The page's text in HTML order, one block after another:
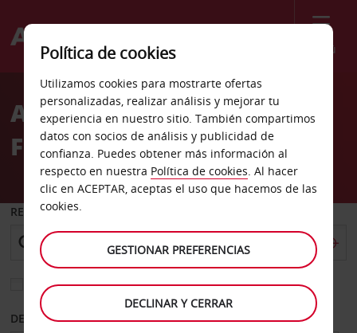
Menú
Welcome
AvisAlquiler de coches
Fagernes
RECOGER EN
Elegir otra oficina de devolución
DESDE HASTA
Política de cookies
Utilizamos cookies para mostrarte ofertas
personalizadas, realizar análisis y mejorar tu
experiencia en nuestro sitio. También compartimos
datos con socios de análisis y publicidad de
confianza. Puedes obtener más información al
respecto en nuestra Política de cookies. Al hacer
clic en ACEPTAR, aceptas el uso que hacemos de las
cookies.
GESTIONAR PREFERENCIAS
DECLINAR Y CERRAR